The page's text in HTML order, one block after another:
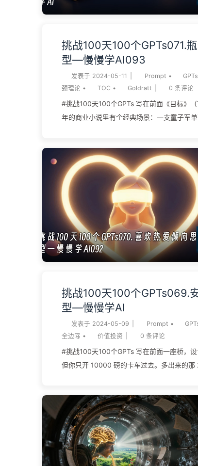
believe”（人愿意相信什么，就相信什么）。
挑战100天100个GPTs071.
型—慢慢学AI093
发表于 2024-05-11 Prompt • GPTs
颈理论 • TOC • Goldratt 0 条评论
#挑战100天100个GPTs 写在前面《目标》
年的商业小说里有个经典场景：一支童子军
他后面。把背包从 Herbie 身上卸下来分给走
刻快了一大截。把这个场景搬到工厂、搬到
是以色列物理学家伊利亚胡·高德拉特（
的”瓶颈理论”（Theory of Constraints, TOC
产出都被它的瓶颈决定，前面工序做得再快
总产出；改进非瓶颈环节，对总产出毫无帮
型，讲的是一个系统的产出由它的瓶颈决定
它由 Goldratt 在 1984 年的《目标》里系统
配合瓶颈→提升瓶颈→避免惯性、回第一步）
挑战100天100个GPTs069.
型—慢慢学AI
发表于 2024-05-09 Prompt •
全边际 • 价值投资 0 条评论
#挑战100天100个GPTs 写在前面一座桥，
但你只开 10000 磅的卡车过去。多出来的那
听起来像废话，可 2026 年这一波 AI 算力狂
司偏偏忘了它——五大云厂商把 2026 年资
6900 亿美元区间，是 2024 年的两倍多，
长远远没追上，亚马逊自由现金流被预测在
hyperscaler 的发债规模被摩根士丹利估到超